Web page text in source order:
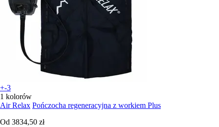
+-3
1 kolorów
Air Relax Pończocha regeneracyjna z workiem Plus
Od 3834,50 zł